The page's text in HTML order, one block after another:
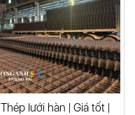
Thép lưới hàn | Giá tốt |